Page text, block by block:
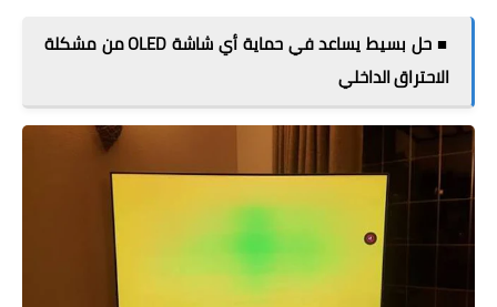
■ حل بسيط يساعد في حماية أي شاشة OLED من مشكلة
الاحتراق الداخلي